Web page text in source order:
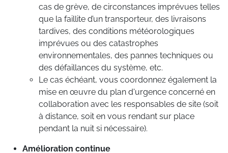
cas de grève, de circonstances imprévues telles
que la faillite d’un transporteur, des livraisons
tardives, des conditions météorologiques
imprévues ou des catastrophes
environnementales, des pannes techniques ou
des défaillances du système, etc.
Le cas échéant, vous coordonnez également la
mise en œuvre du plan d'urgence concerné en
collaboration avec les responsables de site (soit
à distance, soit en vous rendant sur place
pendant la nuit si nécessaire).
Amélioration continue